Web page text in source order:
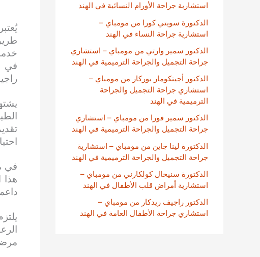
استشارية جراحة الأورام النسائية في الهند
الدكتورة سويتي كورا من مومباي –
استشارية جراحة النساء في الهند
الدكتور سمير وارتي من مومباي – استشاري
جراحة التجميل والجراحة الترميمية في الهند
الدكتور أجيتكومار بوركار من مومباي –
استشاري جراحة التجميل والجراحة
الترميمية في الهند
الدكتور سمير فورا من مومباي – استشاري
جراحة التجميل والجراحة الترميمية في الهند
الدكتورة لينا جاين من مومباي – استشارية
جراحة التجميل والجراحة الترميمية في الهند
الدكتورة سنيحال كولكارني من مومباي –
استشارية أمراض قلب الأطفال في الهند
الدكتور راجيف ريدكار من مومباي –
استشاري جراحة الأطفال العامة في الهند
في
في
هذا